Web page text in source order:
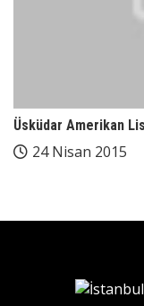
Üsküdar Amerikan
24 Nisan 2015